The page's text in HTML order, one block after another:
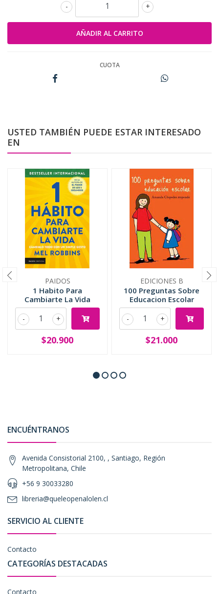
+
-
CUOTA
USTED TAMBIÉN PUEDE ESTAR INTERESADO
EN
PAIDOS
1 Habito Para
Cambiarte La Vida
+
-
$20.900
EDICIONES B
100 Preguntas Sobre
Educacion Escolar
+
-
$21.000
ENCUÉNTRANOS
Avenida Consistorial 2100, , Santiago, Región
Metropolitana, Chile
+56 9 30033280
libreria@queleopenalolen.cl
SERVICIO AL CLIENTE
Contacto
CATEGORÍAS DESTACADAS
Contacto